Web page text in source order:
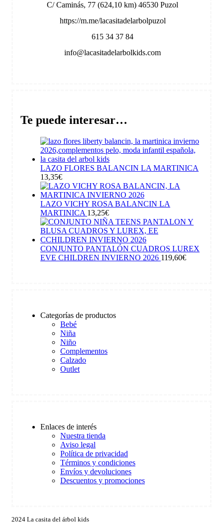
C/ Caminás, 77 (624,10 km) 46530 Puzol
https://m.me/lacasitadelarbolpuzol
615 34 37 84
info@lacasitadelarbolkids.com
Te puede interesar…
LAZO FLORES BALANCIN LA MARTINICA
13,35€
LAZO VICHY ROSA BALANCIN LA
MARTINICA 13,25€
CONJUNTO PANTALÓN CUADROS LUREX
EVE CHILDREN INVIERNO 2026 119,60€
Categorías de productos
Bebé
Niña
Niño
Complementos
Calzado
Outlet
Enlaces de interés
Nuestra tienda
Aviso legal
Política de privacidad
Términos y condiciones
Envíos y devoluciones
Descuentos y promociones
2024 La casita del árbol kids